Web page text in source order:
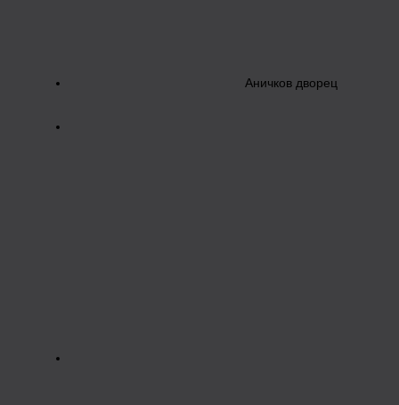
Аничков дворец